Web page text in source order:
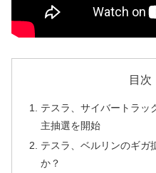
目次
テスラ、サイバートラッ
主抽選を開始
テスラ、ベルリンのギガ
か？